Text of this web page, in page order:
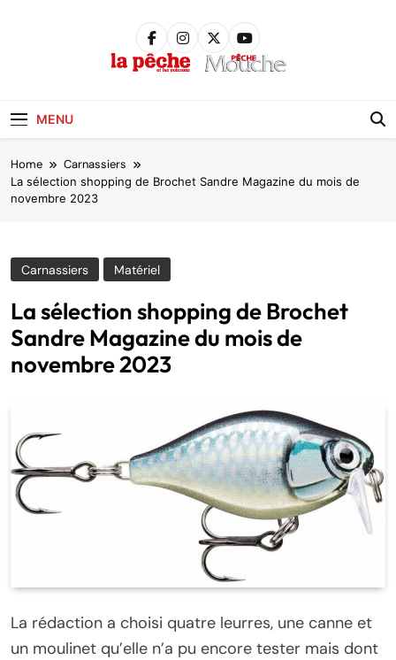
MENU
Home Carnassiers
La sélection shopping de Brochet Sandre Magazine du mois de
novembre 2023
Carnassiers Matériel
La sélection shopping de Brochet
Sandre Magazine du mois de
novembre 2023
La rédaction a choisi quatre leurres, une canne et
un moulinet qu’elle n’a pu encore tester mais dont